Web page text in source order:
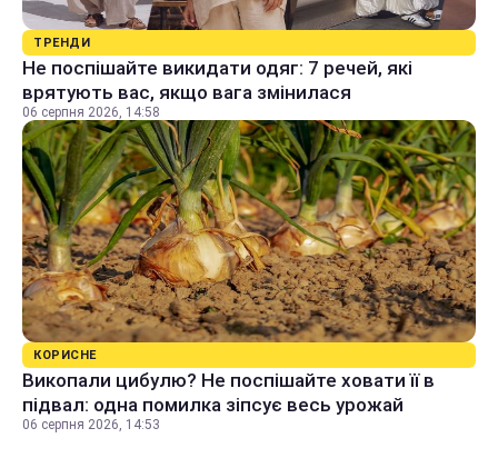
ТРЕНДИ
Не поспішайте викидати одяг: 7 речей, які
врятують вас, якщо вага змінилася
06 серпня 2026, 14:58
КОРИСНЕ
Викопали цибулю? Не поспішайте ховати її в
підвал: одна помилка зіпсує весь урожай
06 серпня 2026, 14:53